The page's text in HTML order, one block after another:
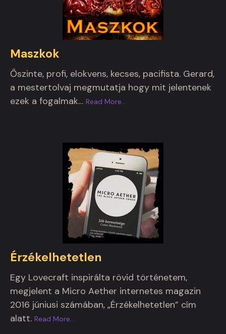
Maszkok
Őszinte, profi, elokvens, kecses, pacifista. Gerard,
a mestertolvaj megmutatja hogy mit jelentenek
ezek a fogalmak… Read More…
Érzékelhetetlen
Egy Lovecraft inspirálta rövid történetem,
megjelent a Micro Aether internetes magazin
2016 júniusi számában, „Érzékelhetetlen” cím
alatt. Read More…